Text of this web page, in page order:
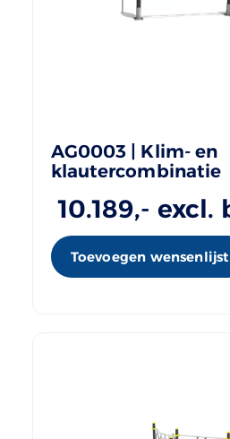
AG0003 | Klim- en
klautercombinatie
10.189,- excl.
Toevoegen wensenlijst